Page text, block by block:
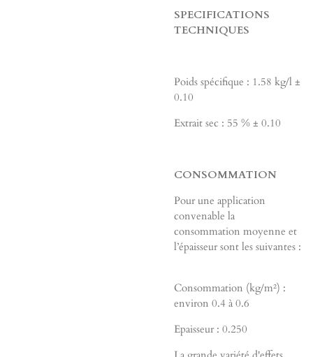
SPECIFICATIONS
TECHNIQUES
Poids spécifique : 1.58 kg/l ±
0.10
Extrait sec : 55 % ± 0.10
CONSOMMATION
Pour une application
convenable la
consommation moyenne et
l’épaisseur sont les suivantes :
Consommation (kg/m²) :
environ 0.4 à 0.6
Epaisseur : 0.250